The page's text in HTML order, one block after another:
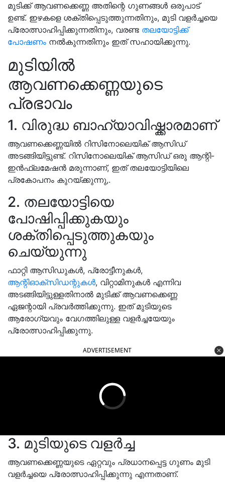
മുടിക്ക് ആവണക്കെണ്ണ അതിന്റെ ഗുണങ്ങൾ ഒരുപാട്
ഉണ്ട്. ഇഴകളെ ശക്തിപ്പെടുത്തുന്നതിനും, മുടി വളർച്ചയെ
പ്രോത്സാഹിപ്പിക്കുന്നതിനും, വരണ്ട തലയോട്ടിക്ക്
പോഷണം നൽകുന്നതിനും ഇത് സഹായിക്കുന്നു.
മുടിയിൽ
ആവണക്കെണ്ണയുടെ
പ്രഭാവം
1. വിരുദ്ധ ബാഹ്യാവിഷ്ക്കാരമാണ്
ആവണക്കെണ്ണയിൽ റിസിനോലെയിക് ആസിഡ്
അടങ്ങിയിട്ടുണ്ട്. റിസിനോലെയിക് ആസിഡ് ഒരു ആന്റി-
ഇൻഫ്ലമേഷൻ മരുന്നാണ്, ഇത് തലയോട്ടിയിലെ
പ്രകോപനം കുറയ്ക്കുന്നു,.
2. തലയോട്ടിയെ
പോഷിപ്പിക്കുകയും
ശക്തിപ്പെടുത്തുകയും
ചെയ്യുന്നു
ഫാറ്റി ആസിഡുകൾ, പ്രോട്ടീനുകൾ,
ആന്റിഓക്‌സിഡന്റുകൾ, വിറ്റാമിനുകൾ എന്നിവ
അടങ്ങിയിട്ടുള്ളതിനാൽ മുടിക്ക് ആവണക്കെണ്ണ
ഏജന്റായി പ്രവർത്തിക്കുന്നു. ഇത് മുടിയുടെ
ആരോഗ്യവും വേഗത്തിലുള്ള വളർച്ചയേയും
പ്രോത്സാഹിപ്പിക്കുന്നു.
ADVERTISEMENT
3. മുടിയുടെ വളർച്ച
ആവണക്കെണ്ണയുടെ ഏറ്റവും പ്രധാനപ്പെട്ട ഗുണം മുടി
വളർച്ചയെ പ്രോത്സാഹിപ്പിക്കുന്നു എന്നതാണ്.